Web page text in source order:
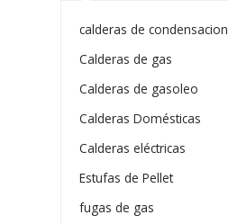
calderas de condensacion
Calderas de gas
Calderas de gasoleo
Calderas Domésticas
Calderas eléctricas
Estufas de Pellet
fugas de gas